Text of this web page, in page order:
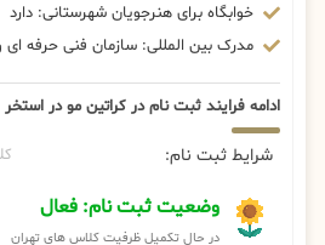
خوابگاه برای هنرجویان شهرستانی: دارد
مدرک بین المللی: سازمان فنی حرفه ای
ادامه فرایند ثبت نام در کراتین مو در استخر
شرایط ثبت نام:
وضعیت ثبت نام: فعال
در حال تکمیل ظرفیت کلاس های تهران